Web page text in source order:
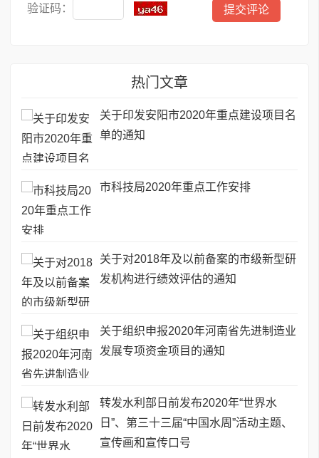
验证码：
热门文章
关于印发安阳市2020年重点建设项目名
单的通知
市科技局2020年重点工作安排
关于对2018年及以前备案的市级新型研
发机构进行绩效评估的通知
关于组织申报2020年河南省先进制造业
发展专项资金项目的通知
转发水利部日前发布2020年“世界水
日”、第三十三届“中国水周”活动主题、
宣传画和宣传口号